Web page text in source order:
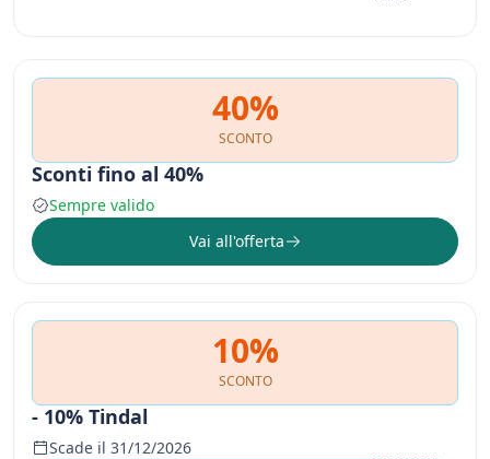
40%
SCONTO
Sconti fino al 40%
Sempre valido
Vai all'offerta
10%
SCONTO
- 10% Tindal
Scade il 31/12/2026